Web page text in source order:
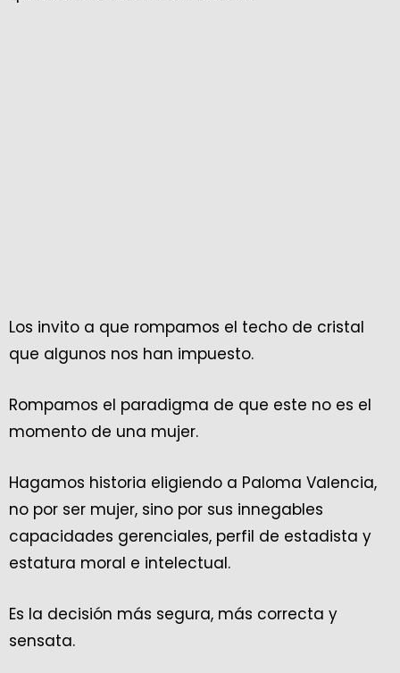
Los invito a que rompamos el techo de cristal
que algunos nos han impuesto.
Rompamos el paradigma de que este no es el
momento de una mujer.
Hagamos historia eligiendo a Paloma Valencia,
no por ser mujer, sino por sus innegables
capacidades gerenciales, perfil de estadista y
estatura moral e intelectual.
Es la decisión más segura, más correcta y
sensata.